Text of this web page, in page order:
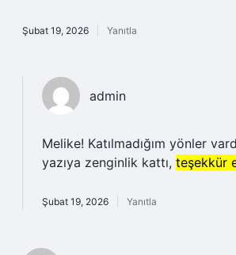
Şubat 19, 2026 Yanıtla
admin
Melike! Katılmadığım yönler
yazıya zenginlik kattı, teşekkür
Şubat 19, 2026 Yanıtla